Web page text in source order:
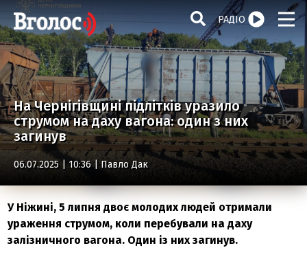
РАДІО
На Чернігівщині підлітків уразило
струмом на даху вагона: один з них
загинув
06.07.2025 | 10:36 |Павло Дак
У Ніжині, 5 липня двоє молодих людей отримали
ураження струмом, коли перебували на даху
залізничного вагона. Один із них загинув.